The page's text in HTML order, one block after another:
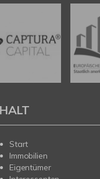
Start
Immobilien
Eigentümer